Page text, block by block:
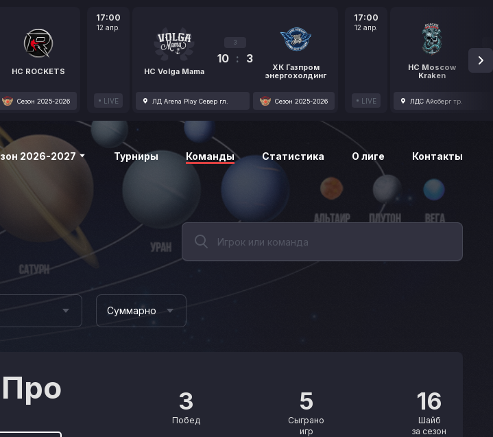
HC ROCKETS
Сезон 2025-2026
17:00
12 апр.
LIVE
HC Volga Mama
3
10 : 3
ХК Газпром
энергохолдинг
ЛД Arena Play Север гл. Сезон 2025-2026
17:00
12 апр.
LIVE
HC Moscow
Kraken
1
ЛДС Айсберг тр.
2026-2027 Турниры Команды Статистика О лиге Контакты
Суммарно
3
Побед
5
Сыграно
игр
16
Шайб
за сезон